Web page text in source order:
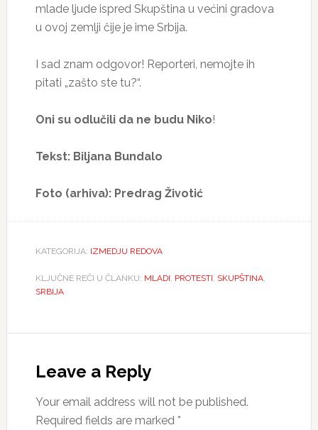
mlade ljude ispred Skupština u većini gradova
u ovoj zemlji čije je ime Srbija.
I sad znam odgovor! Reporteri, nemojte ih
pitati „zašto ste tu?“.
Oni su odlučili da ne budu Niko!
Tekst: Biljana Bundalo
Foto (arhiva): Predrag Životić
KATEGORIJA: IZMEDJU REDOVA
KLJUČNE REČI U ČLANKU: MLADI, PROTESTI, SKUPŠTINA,
SRBIJA
Interactions
Leave a Reply
Your email address will not be published.
Required fields are marked *